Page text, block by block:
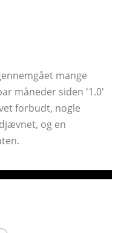
mange
måneder siden '1.0'
forbudt, nogle
og en